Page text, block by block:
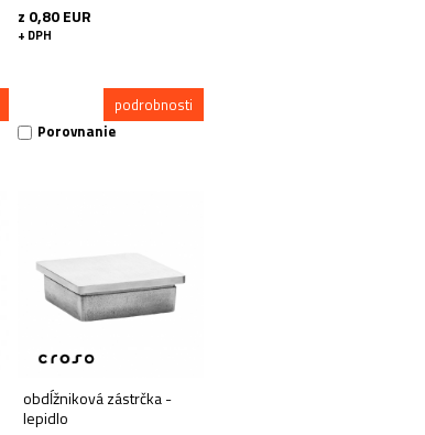
z 0,80 EUR
+ DPH
podrobnosti
Porovnanie
obdĺžniková zástrčka -
lepidlo